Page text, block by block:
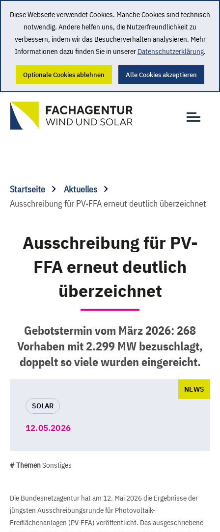
Diese Webseite verwendet Cookies. Manche Cookies sind technisch
notwendig. Andere helfen uns, die Nutzerfreundlichkeit zu
verbessern, indem wir das Besucherverhalten analysieren. Mehr
Informationen dazu finden Sie in unserer Datenschutzerklärung.
Optionale Cookies ablehnen Alle Cookies akzeptieren
Startseite
Aktuelles
Ausschreibung für PV-FFA erneut deutlich überzeichnet
Ausschreibung für PV-
FFA erneut deutlich
überzeichnet
Gebotstermin vom März 2026: 268
Vorhaben mit 2.299 MW bezuschlagt,
doppelt so viele wurden eingereicht.
SOLAR
NEWS
12.05.2026
# ThemenSonstiges
Die Bundesnetzagentur hat am 12. Mai 2026 die Ergebnisse der
jüngsten Ausschreibungsrunde für Photovoltaik-
Freiflächenanlagen (PV-FFA) veröffentlicht. Das ausgeschriebene